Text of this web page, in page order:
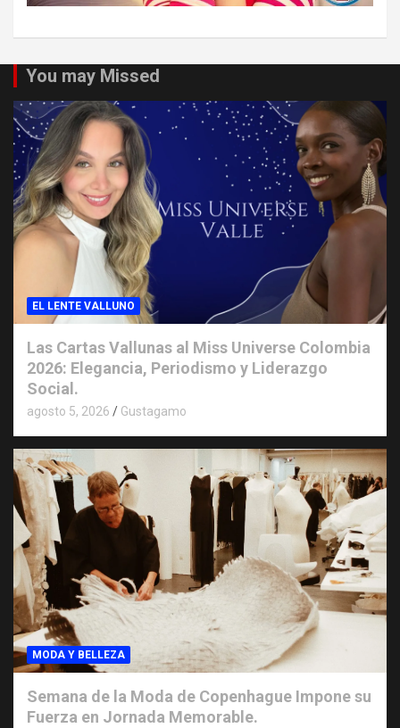
You may Missed
EL LENTE VALLUNO
Las Cartas Vallunas al Miss Universe Colombia
2026: Elegancia, Periodismo y Liderazgo
Social.
agosto 5, 2026 Gustagamo
MODA Y BELLEZA
Semana de la Moda de Copenhague Impone su
Fuerza en Jornada Memorable.